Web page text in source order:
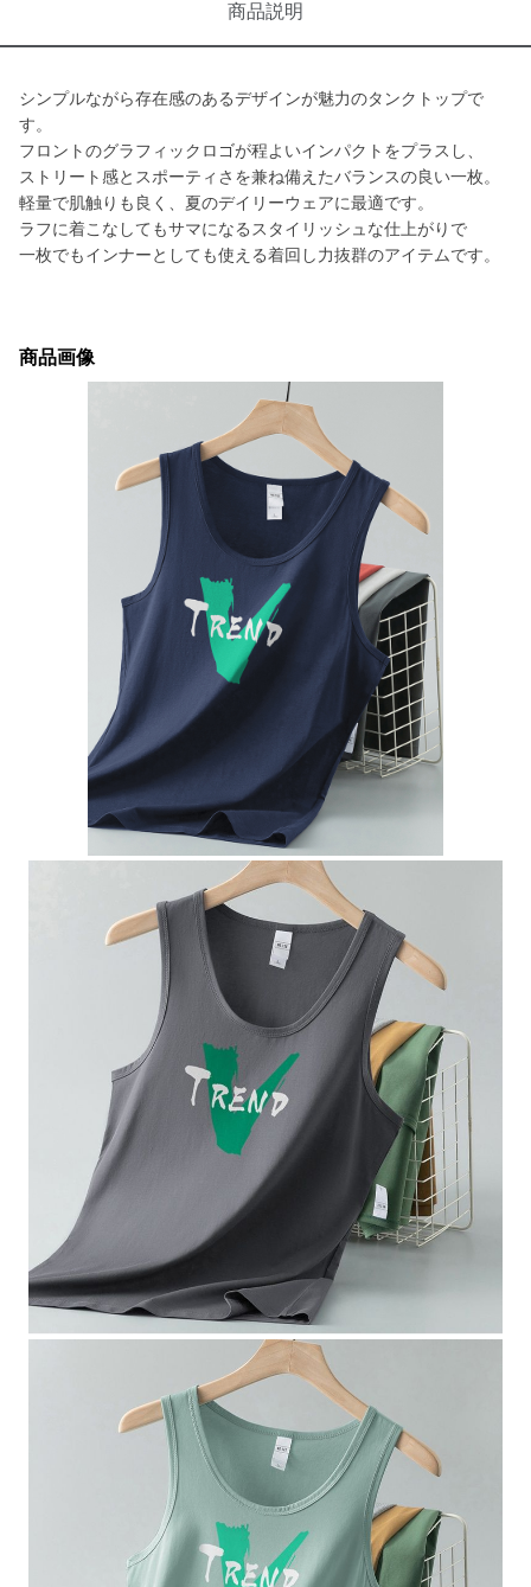
商品説明
シンプルながら存在感のあるデザインが魅力のタンクトップで
す。
フロントのグラフィックロゴが程よいインパクトをプラスし、
ストリート感とスポーティさを兼ね備えたバランスの良い一枚。
軽量で肌触りも良く、夏のデイリーウェアに最適です。
ラフに着こなしてもサマになるスタイリッシュな仕上がりで
一枚でもインナーとしても使える着回し力抜群のアイテムです。
商品画像